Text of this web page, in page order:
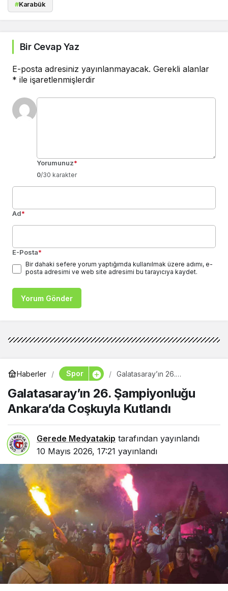
#Karabük
Bir Cevap Yaz
E-posta adresiniz yayınlanmayacak. Gerekli alanlar
* ile işaretlenmişlerdir
Yorumunuz*
0/30 karakter
Ad*
E-Posta*
Bir dahaki sefere yorum yaptığımda kullanılmak üzere adımı, e-
posta adresimi ve web site adresimi bu tarayıcıya kaydet.
Yorum Gönder
Haberler Spor
Galatasaray’ın 26.
Coşkuyla Kutlandı
Galatasaray’ın 26. Şampiyonluğu
Ankara’da Coşkuyla Kutlandı
Gerede Medyatakip tarafından yayınlandı
10 Mayıs 2026, 17:21 yayınlandı